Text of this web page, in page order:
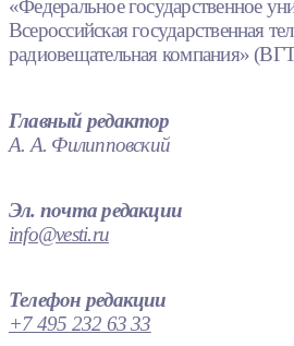
«Федеральное государственное
Всероссийская государственная
радиовещательная компания»
Главный редактор
А. А. Филипповский
Эл. почта редакции
info@vesti.ru
Телефон редакции
+7 495 232 63 33